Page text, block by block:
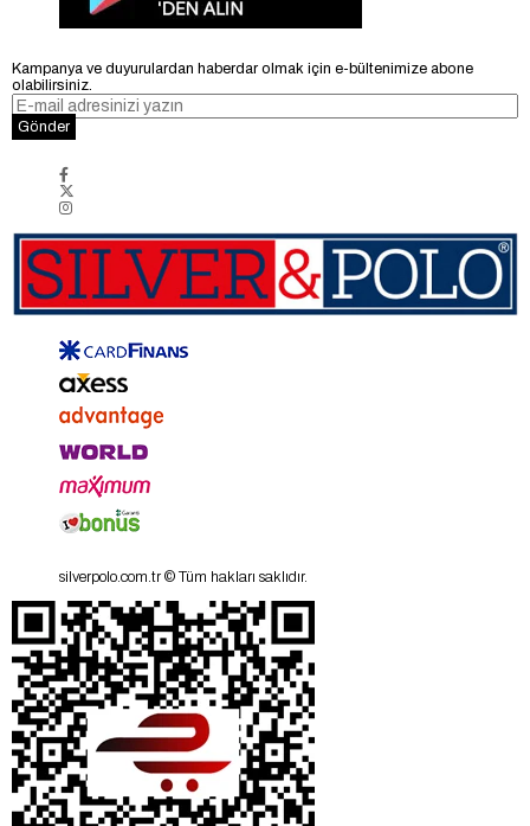
Kampanya ve duyurulardan haberdar olmak için e-bültenimize abone
olabilirsiniz.
Gönder
silverpolo.com.tr © Tüm hakları saklıdır.